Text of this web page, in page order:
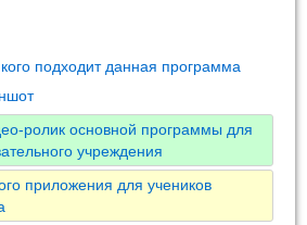
подходит данная программа
ролик основной программы для
учреждения
приложения для учеников